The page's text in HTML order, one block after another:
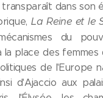
dans son
La Reine et le
du
place des femmes
de l'Europe
d'Ajaccio aux